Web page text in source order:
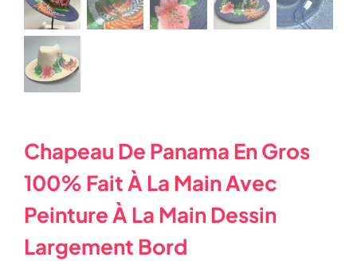
Chapeau De Panama En Gros
100% Fait À La Main Avec
Peinture À La Main Dessin
Largement Bord